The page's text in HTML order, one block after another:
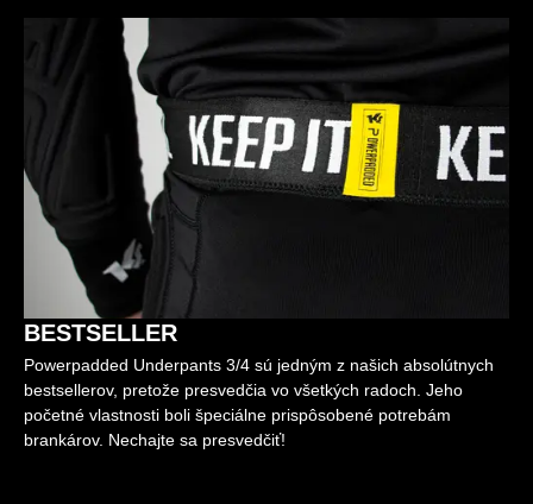
BESTSELLER
Powerpadded Underpants 3/4 sú jedným z našich absolútnych
bestsellerov, pretože presvedčia vo všetkých radoch. Jeho
početné vlastnosti boli špeciálne prispôsobené potrebám
brankárov. Nechajte sa presvedčiť!